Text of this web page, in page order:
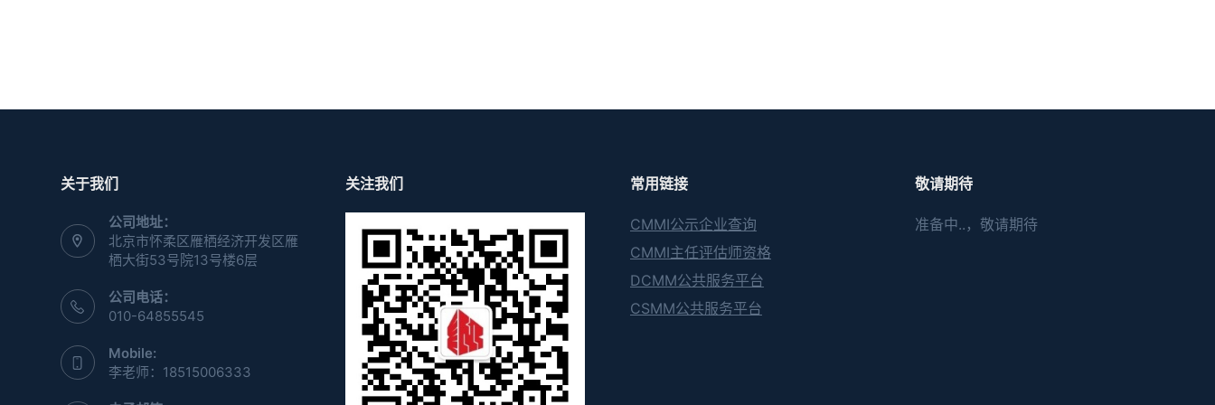
关于我们
公司地址：
北京市怀柔区雁栖经济开发区雁
栖大街53号院13号楼6层
公司电话：
010-64855545
Mobile:
李老师：18515006333
关注我们 常用链接
CMMI公示企业查询
CMMI主任评估师资格
DCMM公共服务平台
CSMM公共服务平台
敬请期待
准备中..，敬请期待